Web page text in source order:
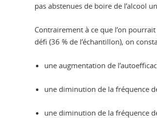
pas abstenues de boire de l’alcool
Contrairement à ce que l’on
défi (36 % de l’échantillon), on
une augmentation de
une diminution de la fréquence
une diminution de la fréquence